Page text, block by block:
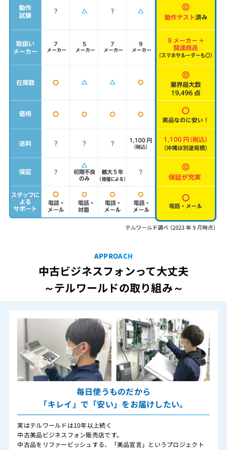
APPROACH
中古ビジネスフォンって大丈夫
～テルワールドの取り組み～
毎日使うものだから
「キレイ」で「安い」をお届けしたい。
実はテルワールドは10年以上続く
中古美品ビジネスフォン販売店です。
中古品をリファービッシュする、「美品宣言」というプロジェクト